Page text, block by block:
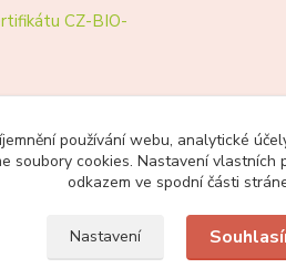
CZ-BIO-
používání webu, analytické
soubory cookies. Nastavení
odkazem ve spodní části
Nastavení